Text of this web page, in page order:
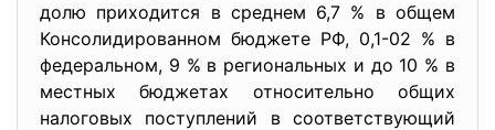
долю приходится в среднем 6,7 % в общем
Консолидированном бюджете РФ, 0,1-02 % в
федеральном, 9 % в региональных и до 10 % в
местных бюджетах относительно общих
налоговых поступлений в соответствующий